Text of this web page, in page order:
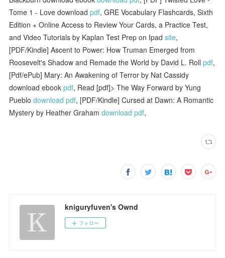
Tome 1 - Love downloadpdf, GRE Vocabulary Flashcards, Sixth
Edition + Online Access to Review Your Cards, a Practice Test,
and Video Tutorials by Kaplan Test Prep on Ipadsite,
[PDF/Kindle] Ascent to Power: How Truman Emerged from
Roosevelt's Shadow and Remade the World by David L. Rollpdf,
[Pdf/ePub] Mary: An Awakening of Terror by Nat Cassidy
download ebookpdf, Read [pdf]> The Way Forward by Yung
Pueblodownload pdf, [PDF/Kindle] Cursed at Dawn: A Romantic
Mystery by Heather Grahamdownload pdf,
kniguryfuven's Ownd
フォロー